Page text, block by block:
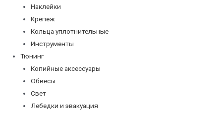
Наклейки
Крепеж
Кольца уплотнительные
Инструменты
Тюнинг
Копийные аксессуары
Обвесы
Свет
Лебедки и эвакуация